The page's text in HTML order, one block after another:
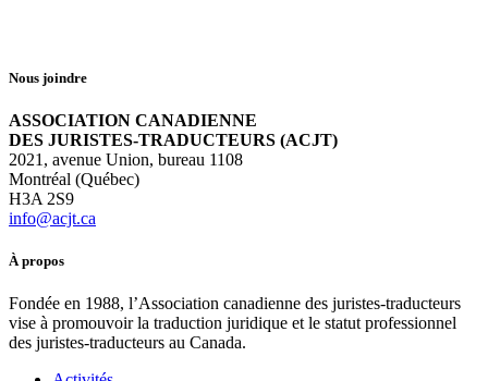
Nous joindre
ASSOCIATION CANADIENNE
DES JURISTES-TRADUCTEURS (ACJT)
2021, avenue Union, bureau 1108
Montréal (Québec)
H3A 2S9
info@acjt.ca
À propos
Fondée en 1988, l’Association canadienne des juristes-traducteurs
vise à promouvoir la traduction juridique et le statut professionnel
des juristes-traducteurs au Canada.